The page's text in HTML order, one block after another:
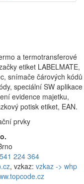
a termotransferové
etiket LABELMATE,
snímače čárových kódů
speciální SW aplikace
evidence majetku,
potisk etiket, EAN.
prvky
224 364
, vzkaz: vzkaz -> whp